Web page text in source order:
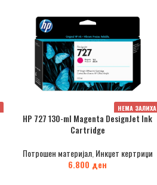
НЕМА ЗАЛИХА
HP 727 130-ml Magenta DesignJet Ink
Cartridge
Потрошен материјал, Инкџет кертриџи
6.800 ден